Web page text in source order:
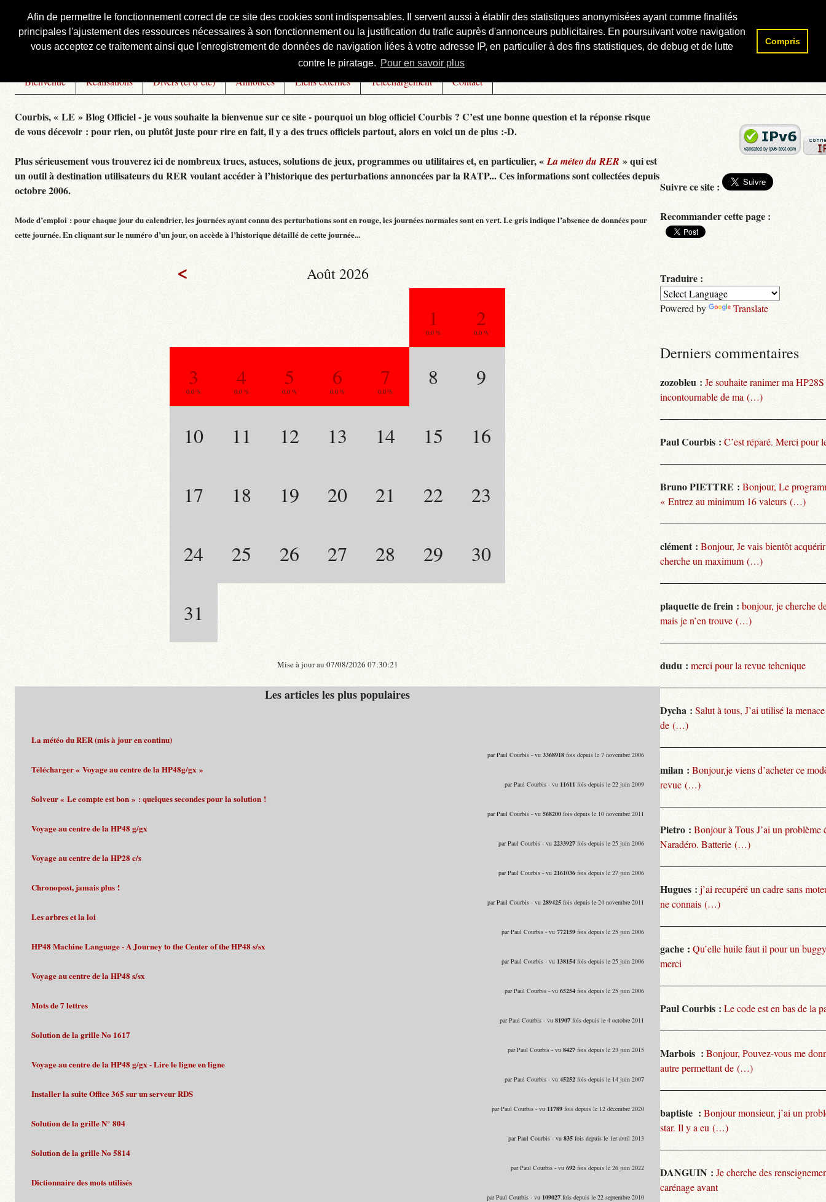
Afin de permettre le fonctionnement correct de ce site des cookies sont indispensables. Il servent aussi à établir des statistiques anonymisées ayant comme finalités
principales l'ajustement des ressources nécessaires à son fonctionnement ou la justification du trafic auprès d'annonceurs publicitaires. En poursuivant votre navigation
vous acceptez ce traitement ainsi que l'enregistrement de données de navigation liées à votre adresse IP, en particulier à des fins statistiques, de debug et de lutte
contre le piratage. Pour en savoir plus
Compris
Courbis, « LE » Blog Officiel
Bienvenue Réalisations Divers (et d’été) Annonces Liens externes Téléchargement Contact
Courbis, « LE » Blog Officiel - je vous souhaite la bienvenue sur ce site - pourquoi un blog officiel Courbis ? C’est une bonne question et la réponse risque
de vous décevoir : pour rien, ou plutôt juste pour rire en fait, il y a des trucs officiels partout, alors en voici un de plus :-D.
Plus sérieusement vous trouverez ici de nombreux trucs, astuces, solutions de jeux, programmes ou utilitaires et, en particulier, «La méteo du RER » qui est
un outil à destination utilisateurs du RER voulant accéder à l’historique des perturbations annoncées par la RATP... Ces informations sont collectées depuis
octobre 2006.
Mode d’emploi : pour chaque jour du calendrier, les journées ayant connu des perturbations sont en rouge, les journées normales sont en vert. Le gris indique l’absence de données pour
cette journée. En cliquant sur le numéro d’un jour, on accède à l’historique détaillé de cette journée...
< Août 2026
1
0.0 %
2
0.0 %
3
0.0 %
4
0.0 %
5
0.0 %
6
0.0 %
7
0.0 %
8 9
10 11 12 13 14 15 16
17 18 19 20 21 22 23
24 25 26 27 28 29 30
31
Mise à jour au 07/08/2026 07:30:21
Les articles les plus populaires
La météo du RER (mis à jour en continu)
par Paul Courbis - vu 3368918fois depuis le 7 novembre 2006
Télécharger « Voyage au centre de la HP48g/gx »
par Paul Courbis - vu 11611 fois depuis le 22 juin 2009
Solveur « Le compte est bon » : quelques secondes pour la solution !
par Paul Courbis - vu 568200fois depuis le 10 novembre 2011
Voyage au centre de la HP48 g/gx
par Paul Courbis - vu 2233927fois depuis le 25 juin 2006
Voyage au centre de la HP28 c/s
par Paul Courbis - vu 2161036fois depuis le 27 juin 2006
Chronopost, jamais plus !
par Paul Courbis - vu 289425fois depuis le 24 novembre 2011
Les arbres et la loi
par Paul Courbis - vu 772159fois depuis le 25 juin 2006
HP48 Machine Language - A Journey to the Center of the HP48 s/sx
par Paul Courbis - vu 138154fois depuis le 25 juin 2006
Voyage au centre de la HP48 s/sx
par Paul Courbis - vu 65254fois depuis le 25 juin 2006
Mots de 7 lettres
par Paul Courbis - vu 81907fois depuis le 4 octobre 2011
Solution de la grille No 1617
par Paul Courbis - vu 8427fois depuis le 23 juin 2015
Voyage au centre de la HP48 g/gx - Lire le ligne en ligne
par Paul Courbis - vu 45252fois depuis le 14 juin 2007
Installer la suite Office 365 sur un serveur RDS
par Paul Courbis - vu 11789fois depuis le 12 décembre 2020
Solution de la grille N° 804
par Paul Courbis - vu 835fois depuis le 1er avril 2013
Solution de la grille No 5814
par Paul Courbis - vu 692fois depuis le 26 juin 2022
Dictionnaire des mots utilisés
par Paul Courbis - vu 109027fois depuis le 22 septembre 2010
Rechercher :
Suivre ce site :
Recommander cette page :
Traduire :
Powered by Translate
Derniers commentaires
zozobleu : Je souhaite ranimer ma
incontournable de ma (…)
Paul Courbis : C’est réparé. Merci pour
Bruno PIETTRE : Bonjour, Le
« Entrez au minimum 16 valeurs (…)
clément : Bonjour, Je vais bientôt
cherche un maximum (…)
plaquette de frein : bonjour, je cherche
mais je n’en trouve (…)
dudu : merci pour la revue tehcnique
Dycha : Salut à tous, J’ai utilisé la
de (…)
milan : Bonjour,je viens d’acheter ce
revue (…)
Pietro : Bonjour à Tous J’ai un problème
Naradéro. Batterie (…)
Hugues : j’ai recupéré un cadre sans
ne connais (…)
gache : Qu’elle huile faut il pour un
merci
Paul Courbis : Le code est en bas de la
Marbois : Bonjour, Pouvez-vous me
autre permettant de (…)
baptiste : Bonjour monsieur, j’ai un
star. Il y a eu (…)
DANGUIN : Je cherche des
carénage avant